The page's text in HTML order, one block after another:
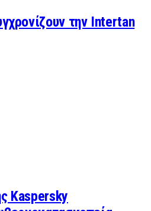
την Intertan
Kaspersky